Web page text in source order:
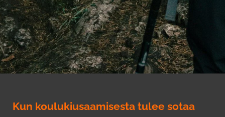
Kun koulukiusaamisesta tulee sotaa